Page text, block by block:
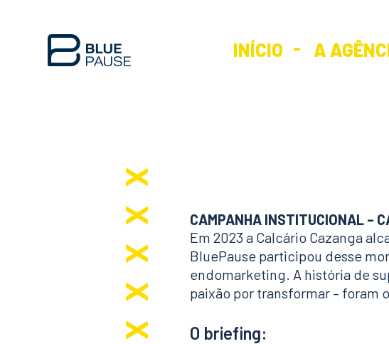
INÍCIO A
CAMPANHA INSTITUCIONAL –
Em 2023 a Calcário Cazanga
BluePause participou desse
endomarketing. A história de
paixão por transformar – foram
O briefing: